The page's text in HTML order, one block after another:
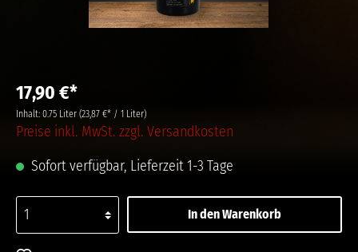
17,90 €*
Inhalt: 0.75 Liter (23,87 €* / 1 Liter)
Preise inkl. MwSt. zzgl. Versandkosten
Sofort verfügbar, Lieferzeit 1-3 Tage
In den Warenkorb